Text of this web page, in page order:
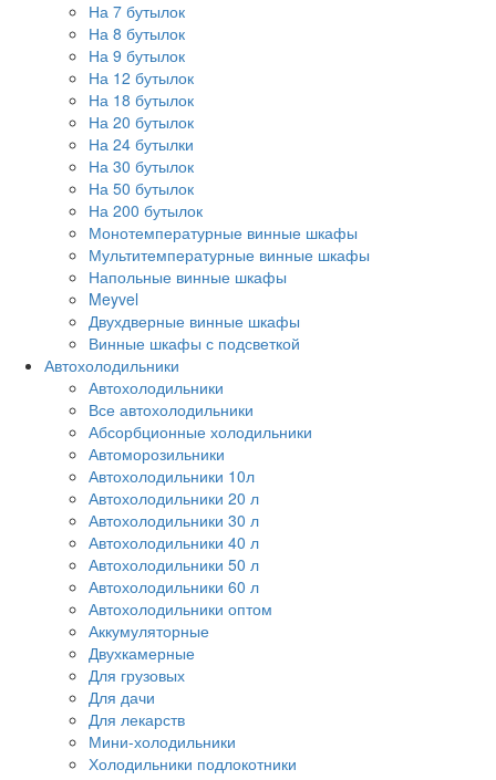
На 7 бутылок
На 8 бутылок
На 9 бутылок
На 12 бутылок
На 18 бутылок
На 20 бутылок
На 24 бутылки
На 30 бутылок
На 50 бутылок
На 200 бутылок
Монотемпературные винные шкафы
Мультитемпературные винные шкафы
Напольные винные шкафы
Meyvel
Двухдверные винные шкафы
Винные шкафы с подсветкой
Автохолодильники
Автохолодильники
Все автохолодильники
Абсорбционные холодильники
Автоморозильники
Автохолодильники 10л
Автохолодильники 20 л
Автохолодильники 30 л
Автохолодильники 40 л
Автохолодильники 50 л
Автохолодильники 60 л
Автохолодильники оптом
Аккумуляторные
Двухкамерные
Для грузовых
Для дачи
Для лекарств
Мини-холодильники
Холодильники подлокотники